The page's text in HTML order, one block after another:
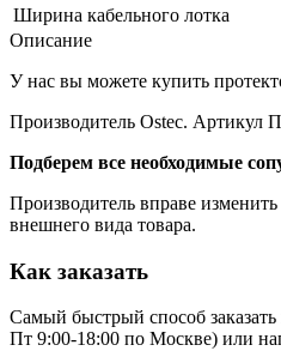
Ширина кабельного лотка
Описание
У нас вы можете купить
Производитель Ostec. Артикул
Подберем все необходимые
Производитель вправе
внешнего вида товара.
Как заказать
Самый быстрый способ
Пт 9:00-18:00 по Москве) или